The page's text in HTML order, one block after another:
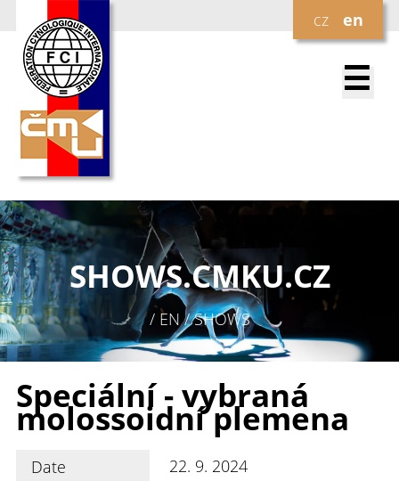
cz en
☰
SHOWS.CMKU.CZ
/ EN / SHOWS
Speciální - vybraná
molossoidní plemena
Date
22. 9. 2024